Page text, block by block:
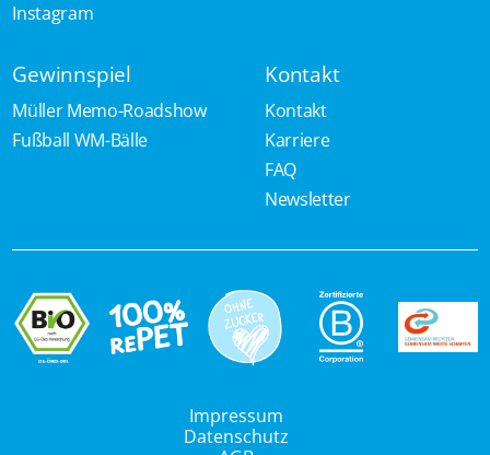
Instagram
Gewinnspiel
Müller Memo-Roadshow
Fußball WM-Bälle
Kontakt
Kontakt
Karriere
FAQ
Newsletter
Impressum
Datenschutz